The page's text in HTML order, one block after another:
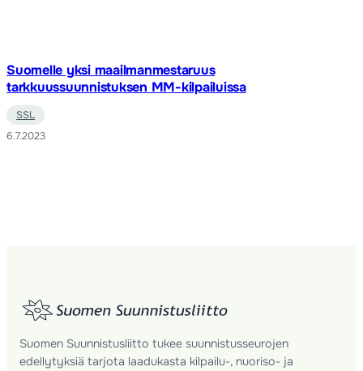
Suomelle yksi maailmanmestaruus
tarkkuussuunnistuksen MM-kilpailuissa
SSL
6.7.2023
Suomen Suunnistusliitto tukee suunnistusseurojen
edellytyksiä tarjota laadukasta kilpailu-, nuoriso- ja